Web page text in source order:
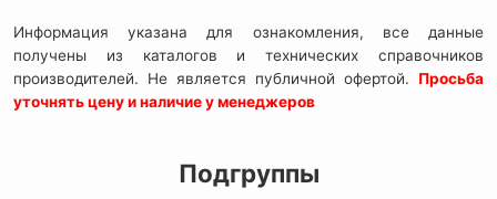
Информация указана для ознакомления, все данные
получены из каталогов и технических справочников
производителей. Не является публичной офертой. Просьба
уточнять цену и наличие у менеджеров
Подгруппы